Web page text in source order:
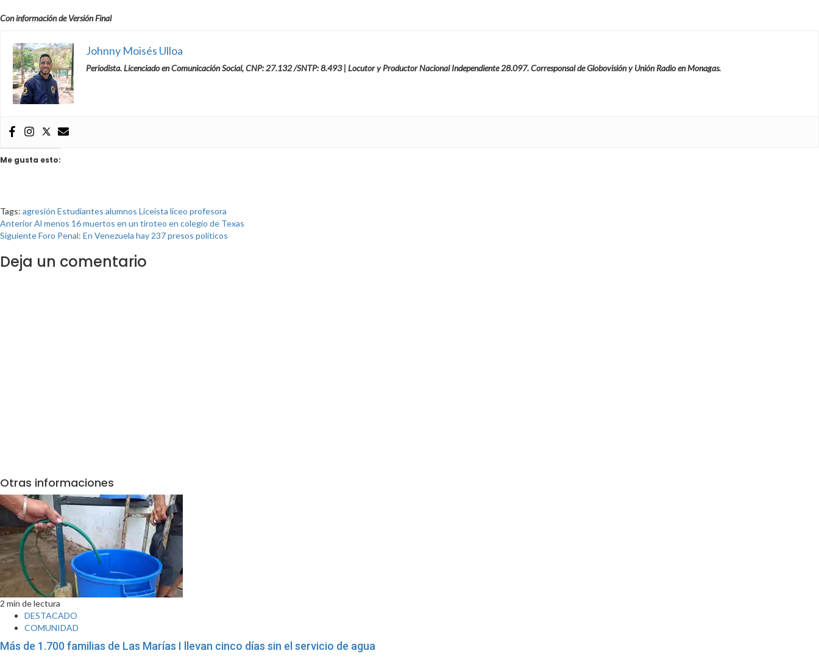
Con información de Versión Final
Johnny Moisés Ulloa
Periodista. Licenciado en Comunicación Social, CNP: 27.132 /SNTP: 8.493 | Locutor y Productor Nacional Independiente 28.097. Corresponsal de Globovisión y Unión Radio en Monagas.
Me gusta esto:
Tags: agresión Estudiantes alumnos Liceísta liceo profesora
AnteriorAl menos 16 muertos en un tiroteo en colegio de Texas
SiguienteForo Penal: En Venezuela hay 237 presos políticos
Deja un comentario
Otras informaciones
2 min de lectura
DESTACADO
COMUNIDAD
Más de 1.700 familias de Las Marías I llevan cinco días sin el servicio de agua